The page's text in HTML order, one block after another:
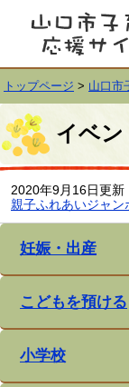
トップページ > 山口市
妊娠・出産
こどもを預ける
小学校
イベン
2020年9月16日更新
親子ふれあいジャ